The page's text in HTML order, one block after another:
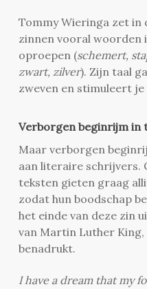
Tommy Wieringa zet in
zinnen vooral woorden
oproepen (schemert,
zwart, zilver). Zijn taal
zweven en stimuleert
Verborgen beginrijm in
Maar verborgen
aan literaire schrijvers.
teksten gieten graag
zodat hun boodschap
het einde van deze zin
van Martin Luther
benadrukt.
I have a dream that my